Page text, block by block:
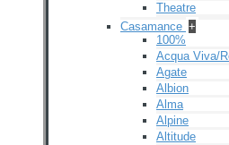
Theatre
Casamance +
100%
Acqua Viva/
Agate
Albion
Alma
Alpine
Altitude